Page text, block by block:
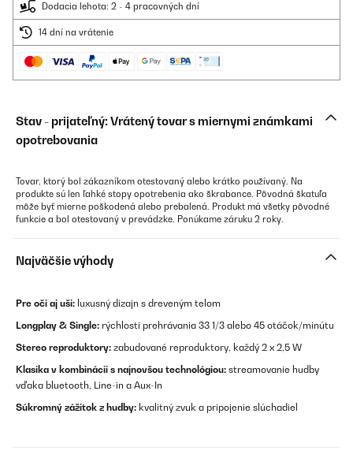
Dodacia lehota: 2 - 4 pracovných dní
14 dní na vrátenie
Stav - prijateľný: Vrátený tovar s miernymi známkami
opotrebovania
Tovar, ktorý bol zákazníkom otestovaný alebo krátko používaný. Na
produkte sú len ľahké stopy opotrebenia ako škrabance. Pôvodná škatuľa
môže byť mierne poškodená alebo prebalená. Produkt má všetky pôvodné
funkcie a bol otestovaný v prevádzke. Ponúkame záruku 2 roky.
Najväčšie výhody
Pre oči aj uši: luxusný dizajn s dreveným telom
Longplay & Single: rýchlosti prehrávania 33 1/3 alebo 45 otáčok/minútu
Stereo reproduktory: zabudované reproduktory, každý 2 x 2,5 W
Klasika v kombinácii s najnovšou technológiou: streamovanie hudby
vďaka bluetooth, Line-in a Aux-In
Súkromný zážitok z hudby: kvalitný zvuk a pripojenie slúchadiel